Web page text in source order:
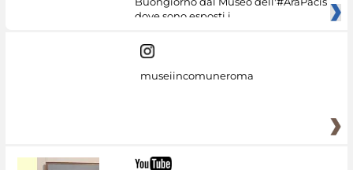
dove sono esposti i
museiincomuneroma